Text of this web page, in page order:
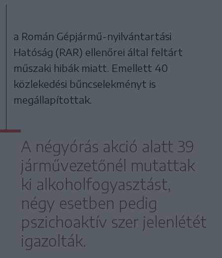
a Román Gépjármű-nyilvántartási
Hatóság (RAR) ellenőrei által feltárt
műszaki hibák miatt. Emellett 40
közlekedési bűncselekményt is
megállapítottak.
A négyórás akció alatt 39
járművezetőnél mutattak
ki alkoholfogyasztást,
négy esetben pedig
pszichoaktív szer jelenlétét
igazolták.